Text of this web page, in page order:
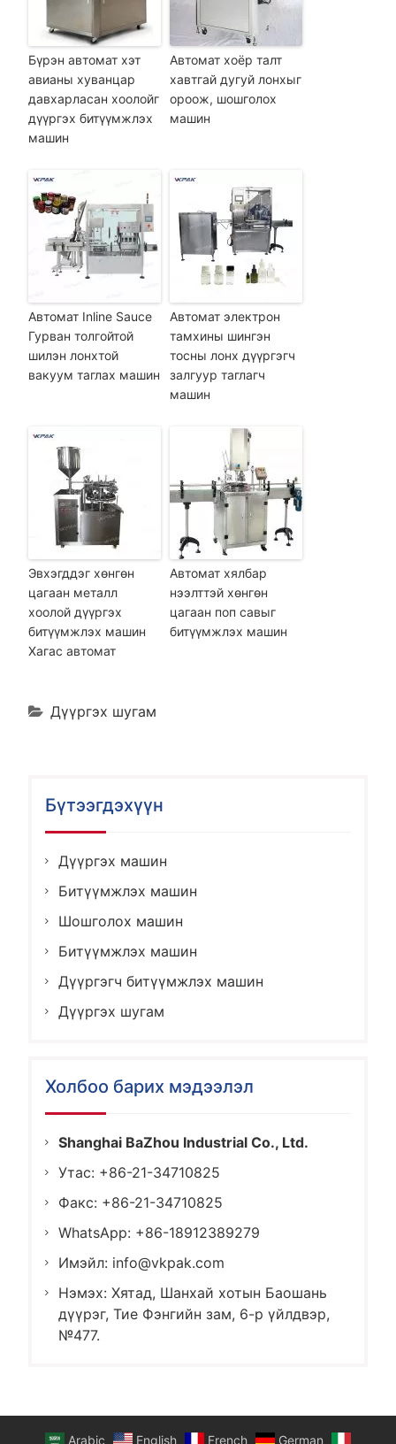
Бүрэн автомат хэт
авианы хуванцар
давхарласан хоолойг
дүүргэх битүүмжлэх
машин
Автомат хоёр талт
хавтгай дугуй лонхыг
ороож, шошголох
машин
Автомат Inline Sauce
Гурван толгойтой
шилэн лонхтой
вакуум таглах машин
Автомат электрон
тамхины шингэн
тосны лонх дүүргэгч
залгуур таглагч
машин
Эвхэгддэг хөнгөн
цагаан металл
хоолой дүүргэх
битүүмжлэх машин
Хагас автомат
Автомат хялбар
нээлттэй хөнгөн
цагаан поп савыг
битүүмжлэх машин
Дүүргэх шугам
Бүтээгдэхүүн
Дүүргэх машин
Битүүмжлэх машин
Шошголох машин
Битүүмжлэх машин
Дүүргэгч битүүмжлэх машин
Дүүргэх шугам
Холбоо барих мэдээлэл
Shanghai BaZhou Industrial Co., Ltd.
Утас: +86-21-34710825
Факс: +86-21-34710825
WhatsApp: +86-18912389279
Имэйл: info@vkpak.com
Нэмэх: Хятад, Шанхай хотын Баошань
дүүрэг, Тие Фэнгийн зам, 6-р үйлдвэр,
№477.
Arabic English French German